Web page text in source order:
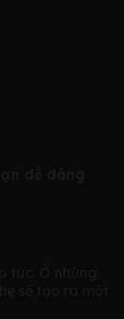
Ở những
sẽ tạo ra một